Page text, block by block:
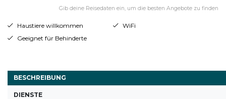
Gib deine Reisedaten ein, um die besten Angebote zu finden
Haustiere willkommen
WiFi
Geeignet für Behinderte
BESCHREIBUNG
DIENSTE